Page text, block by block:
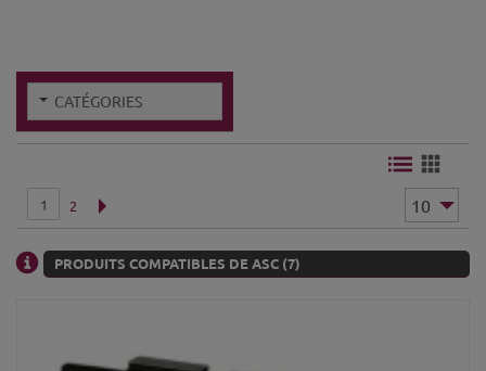
CATÉGORIES
1 2
PRODUITS COMPATIBLES DE ASC (7)